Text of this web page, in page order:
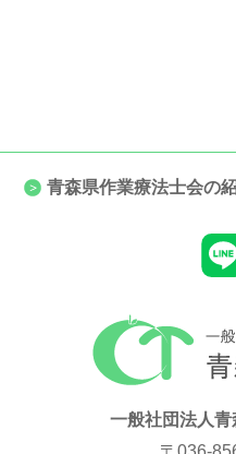
青森県作業療法士会の
一般社団法人